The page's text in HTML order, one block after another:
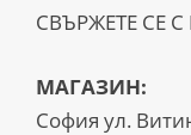
СВЪРЖЕТЕ СЕ
МАГАЗИН:
София ул.